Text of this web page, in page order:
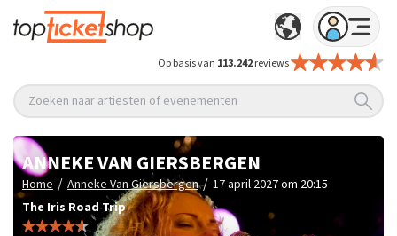
Op basis van 113.242reviews
Zoeken naar artiesten of evenementen
ANNEKE VAN GIERSBERGEN
Home / Anneke Van Giersbergen / 17 april 2027 om 20:15
The Iris Road Trip